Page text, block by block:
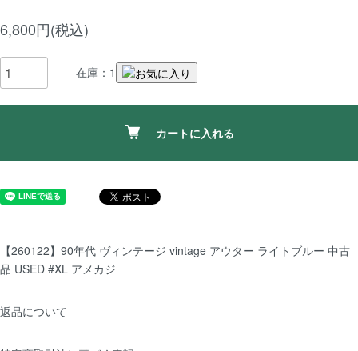
6,800円(税込)
在庫：1
カートに入れる
【260122】90年代 ヴィンテージ vintage アウター ライトブルー 中古
品 USED #XL アメカジ
返品について